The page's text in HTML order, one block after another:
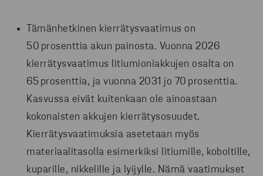
Tämänhetkinen kierrätysvaatimus on
50 prosenttia akun painosta. Vuonna 2026
kierrätysvaatimus litiumioniakkujen osalta on
65 prosenttia, ja vuonna 2031 jo 70 prosenttia.
Kasvussa eivät kuitenkaan ole ainoastaan
kokonaisten akkujen kierrätysosuudet.
Kierrätysvaatimuksia asetetaan myös
materiaalitasolla esimerkiksi litiumille, koboltille,
kuparille, nikkelille ja lyijylle. Nämä vaatimukset